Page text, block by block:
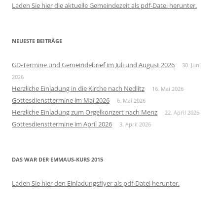
Laden Sie hier die aktuelle Gemeindezeit als pdf-Datei herunter.
NEUESTE BEITRÄGE
GD-Termine und Gemeindebrief im Juli und August 2026
30. Juni
2026
Herzliche Einladung in die Kirche nach Nedlitz 16. Mai 2026
Gottesdiensttermine im Mai 2026 6. Mai 2026
Herzliche Einladung zum Orgelkonzert nach Menz 22. April 2026
Gottesdiensttermine im April 2026 3. April 2026
DAS WAR DER EMMAUS-KURS 2015
Laden Sie hier den Einladungsflyer als pdf-Datei herunter.